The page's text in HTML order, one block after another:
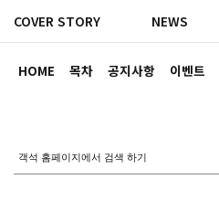
HOME 목차 공지사항 이벤트
COVER STORY NEWS